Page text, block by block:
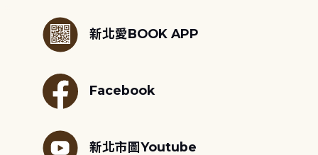
新北愛BOOK APP
Facebook
新北市圖Youtube